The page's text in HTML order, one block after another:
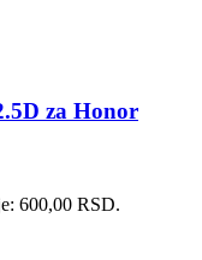
za Honor
600,00 RSD.